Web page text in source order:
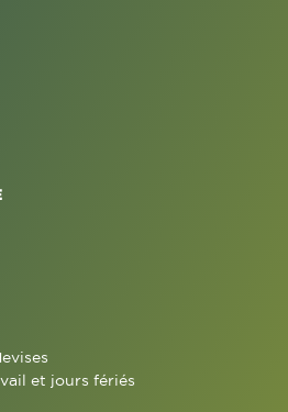
et jours fériés